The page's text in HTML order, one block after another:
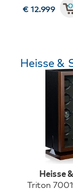
€ 12.999
Heisse &
Heisse
Triton